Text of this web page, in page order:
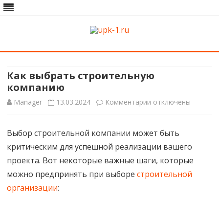
Skip
Как выбрать строительную
компанию
Manager 13.03.2024 Комментарии к
Как
выбрать
строительную
отключены
Выбор строительной компании может быть
критическим для успешной реализации вашего
проекта. Вот некоторые важные шаги, которые
можно предпринять при выборе строительной
организации: